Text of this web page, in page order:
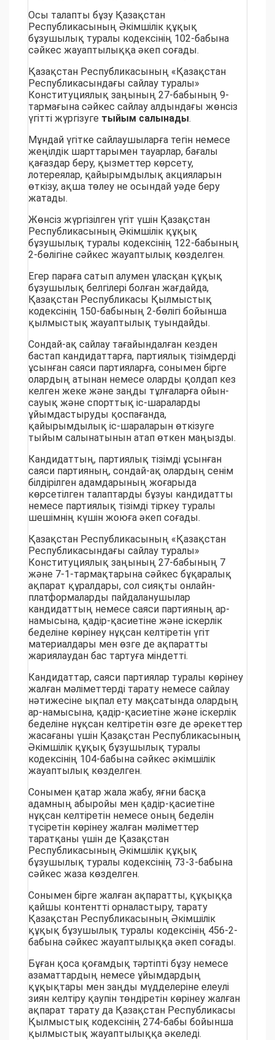
Осы талапты бұзу Қазақстан
Республикасының Әкімшілік құқық
бұзушылық туралы кодексінің 102-бабына
сәйкес жауаптылыққа әкеп соғады.
Қазақстан Республикасының «Қазақстан
Республикасындағы сайлау туралы»
Конституциялық заңының 27-бабының 9-
тармағына сәйкес сайлау алдындағы жөнсiз
үгіттi жүргiзуге тыйым салынады.
Мұндай үгітке сайлаушыларға тегiн немесе
жеңiлдiк шарттарымен тауарлар, бағалы
қағаздар беру, қызметтер көрсету,
лотереялар, қайырымдылық акцияларын
өткiзу, ақша төлеу не осындай уәде беру
жатады.
Жөнсіз жүргізілген үгіт үшін Қазақстан
Республикасының Әкімшілік құқық
бұзушылық туралы кодексінің 122-бабының
2-бөлігіне сәйкес жауаптылық көзделген.
Егер параға сатып алумен ұласқан құқық
бұзушылық белгілері болған жағдайда,
Қазақстан Республикасы Қылмыстық
кодексінің 150-бабының 2-бөлігі бойынша
қылмыстық жауаптылық туындайды.
Сондай-ақ сайлау тағайындалған кезден
бастап кандидаттарға, партиялық тізімдерді
ұсынған саяси партияларға, сонымен бірге
олардың атынан немесе оларды қолдап кез
келген жеке және заңды тұлғаларға ойын-
сауық және спорттық іс-шараларды
ұйымдастыруды қоспағанда,
қайырымдылық іс-шараларын өткізуге
тыйым салынатынын атап өткен маңызды.
Кандидаттың, партиялық тізімді ұсынған
саяси партияның, сондай-ақ олардың сенім
білдірілген адамдарының жоғарыда
көрсетілген талаптарды бұзуы кандидатты
немесе партиялық тізімді тіркеу туралы
шешімнің күшін жоюға әкеп соғады.
Қазақстан Республикасының «Қазақстан
Республикасындағы сайлау туралы»
Конституциялық заңының 27-бабының 7
және 7-1-тармақтарына сәйкес бұқаралық
ақпарат құралдары, сол сияқты онлайн-
платформаларды пайдаланушылар
кандидаттың немесе саяси партияның ар-
намысына, қадір-қасиетіне және іскерлік
беделіне көрінеу нұқсан келтіретін үгіт
материалдары мен өзге де ақпаратты
жариялаудан бас тартуға міндетті.
Кандидаттар, саяси партиялар туралы көрінеу
жалған мәліметтерді тарату немесе сайлау
нәтижесіне ықпал ету мақсатында олардың
ар-намысына, қадір-қасиетіне және іскерлік
беделіне нұқсан келтіретін өзге де әрекеттер
жасағаны үшін Қазақстан Республикасының
Әкімшілік құқық бұзушылық туралы
кодексінің 104-бабына сәйкес әкімшілік
жауаптылық көзделген.
Сонымен қатар жала жабу, яғни басқа
адамның абыройы мен қадiр-қасиетiне
нұқсан келтiретiн немесе оның беделiн
түсiретiн көрiнеу жалған мәлiметтер
таратқаны үшін де Қазақстан
Республикасының Әкімшілік құқық
бұзушылық туралы кодексінің 73-3-бабына
сәйкес жаза көзделген.
Сонымен бірге жалған ақпаратты, құқыққа
қайшы контентті орналастыру, тарату
Қазақстан Республикасының Әкімшілік
құқық бұзушылық туралы кодексінің 456-2-
бабына сәйкес жауаптылыққа әкеп соғады.
Бұған қоса қоғамдық тәртіпті бұзу немесе
азаматтардың немесе ұйымдардың
құқықтары мен заңды мүдделеріне елеулі
зиян келтіру қаупін төндіретін көрінеу жалған
ақпарат тарату да Қазақстан Республикасы
Қылмыстық кодексінің 274-бабы бойынша
қылмыстық жауаптылыққа әкеледі.